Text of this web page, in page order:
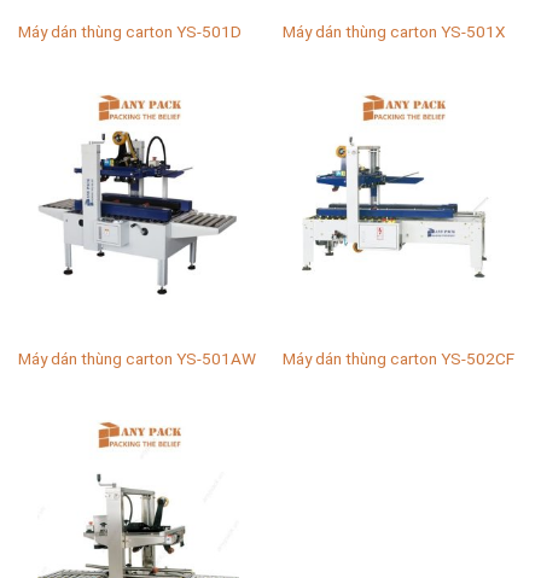
Máy dán thùng carton YS-501D Máy dán thùng carton YS-501X
Máy dán thùng carton YS-501AW Máy dán thùng carton YS-502CF